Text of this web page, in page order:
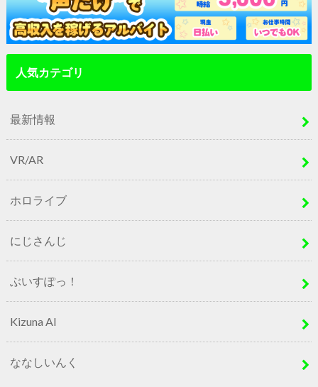
人気カテゴリ
最新情報
VR/AR
ホロライブ
にじさんじ
ぶいすぽっ！
Kizuna AI
ななしいんく